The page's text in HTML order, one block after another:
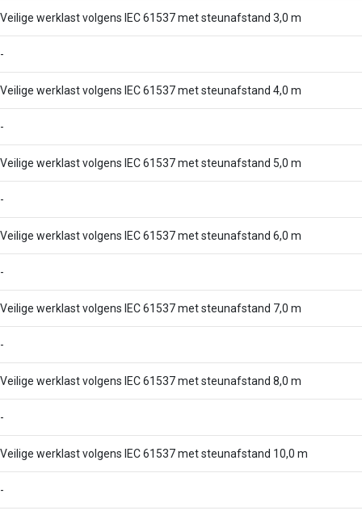
Veilige werklast volgens IEC 61537 met steunafstand 3,0 m
-
Veilige werklast volgens IEC 61537 met steunafstand 4,0 m
-
Veilige werklast volgens IEC 61537 met steunafstand 5,0 m
-
Veilige werklast volgens IEC 61537 met steunafstand 6,0 m
-
Veilige werklast volgens IEC 61537 met steunafstand 7,0 m
-
Veilige werklast volgens IEC 61537 met steunafstand 8,0 m
-
Veilige werklast volgens IEC 61537 met steunafstand 10,0 m
-